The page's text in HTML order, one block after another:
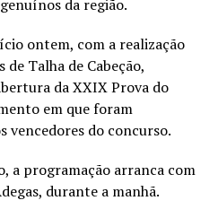
da região.
ontem, com a realização
Talha de Cabeção,
da XXIX Prova do
em que foram
vencedores do concurso.
a programação arranca com
durante a manhã.